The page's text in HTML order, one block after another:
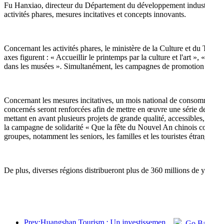
Fu Hanxiao, directeur du Département du développement
activités phares, mesures incitatives et concepts innovants.
Concernant les activités phares, le ministère de la Culture et
axes figurent : « Accueillir le printemps par la culture et l'art
dans les musées ». Simultanément, les campagnes de
Concernant les mesures incitatives, un mois national de
concernés seront renforcées afin de mettre en œuvre une série
mettant en avant plusieurs projets de grande qualité,
la campagne de solidarité « Que la fête du Nouvel An chinois
groupes, notamment les seniors, les familles et les touristes
De plus, diverses régions distribueront plus de 360 millions de